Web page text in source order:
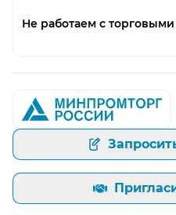
Не работаем с